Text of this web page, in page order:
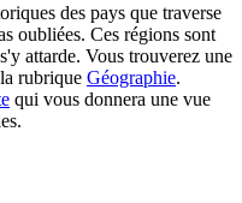
des pays que traverse
oubliées. Ces régions sont
attarde. Vous trouverez une
rubrique Géographie.
qui vous donnera une vue